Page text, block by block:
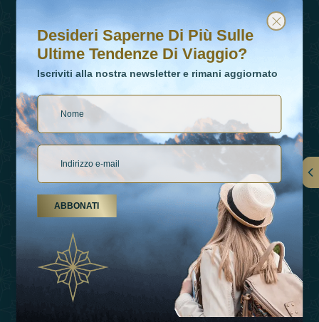
WhatsApp No
+442034682356
Collegamenti
Esperienza
Desideri saperne di più sulle ultime tendenze di viaggio?
Iscriviti alla nostra newsletter e rimani aggiornato
Desideri Saperne Di Più Sulle
Ultime Tendenze Di Viaggio?
Iscriviti alla nostra newsletter e rimani aggiornato
ABBONATI